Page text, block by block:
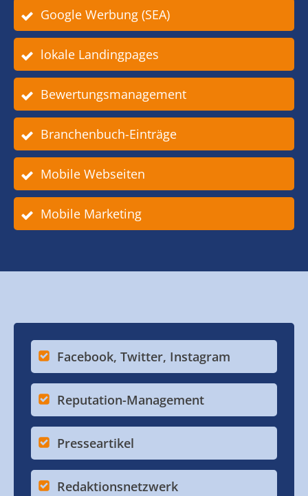
Google Werbung (SEA)
lokale Landingpages
Bewertungsmanagement
Branchenbuch-Einträge
Mobile Webseiten
Mobile Marketing
Facebook, Twitter, Instagram
Reputation-Management
Presseartikel
Redaktionsnetzwerk